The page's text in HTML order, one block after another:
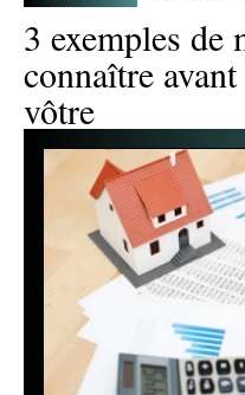
3 exemples de
connaître
vôtre